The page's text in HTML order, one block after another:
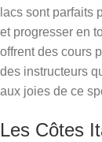
lacs sont parfaits
et progresser en
offrent des cours
des instructeurs
aux joies de ce
Les Côtes